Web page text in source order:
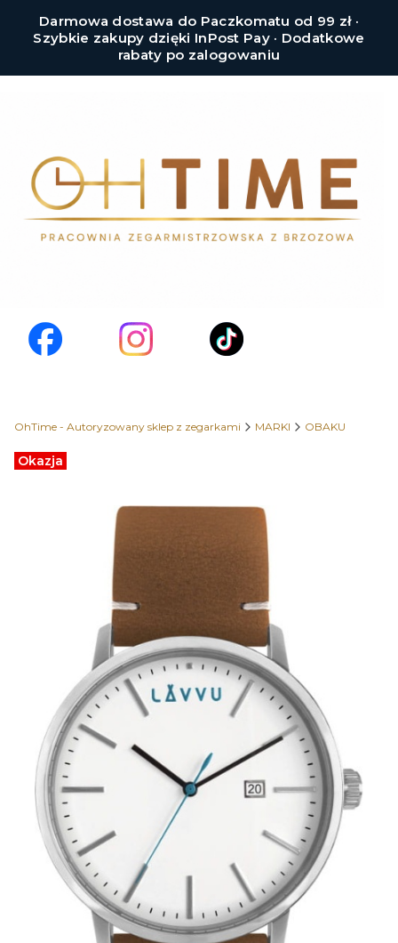
Darmowa dostawa do Paczkomatu od 99 zł ·
Szybkie zakupy dzięki InPost Pay · Dodatkowe
rabaty po zalogowaniu
OhTime - Autoryzowany sklep z zegarkami MARKI OBAKU
Etykiety
Okazja